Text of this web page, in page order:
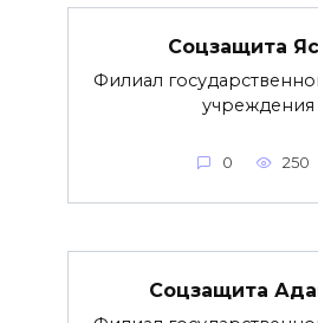
Соцзащита
Филиал
учреждения
0 250
Соцзащита